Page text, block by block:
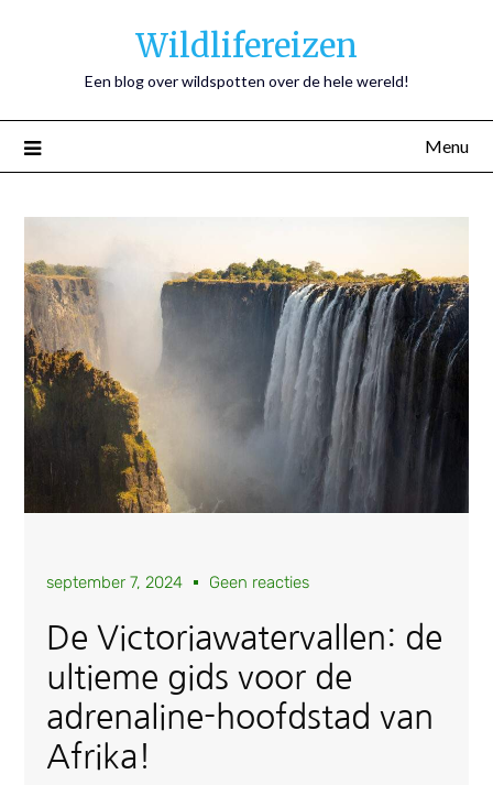
Wildlifereizen
Een blog over wildspotten over de hele wereld!
Menu
september 7, 2024 Geen reacties
De Victoriawatervallen: de
ultieme gids voor de
adrenaline-hoofdstad van
Afrika!